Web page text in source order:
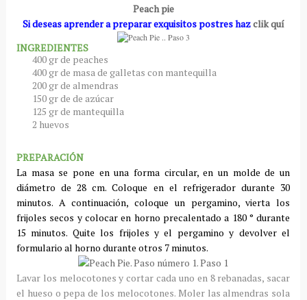
Peach pie
Si deseas aprender a preparar exquisitos postres hazclik quí
INGREDIENTES
400 gr de peaches
400 gr de masa de galletas con mantequilla
200 gr de almendras
150 gr de de azúcar
125 gr de mantequilla
2 huevos
PREPARACIÓN
La masa se pone en una forma circular, en un molde de un
diámetro de 28 cm. Coloque en el refrigerador durante 30
minutos. A continuación, coloque un pergamino, vierta los
frijoles secos y colocar en horno precalentado a 180 ° durante
15 minutos. Quite los frijoles y el pergamino y devolver el
formulario al horno durante otros 7 minutos.
Lavar los melocotones y cortar cada uno en 8 rebanadas, sacar
el hueso o pepa de los melocotones. Moler las almendras sola